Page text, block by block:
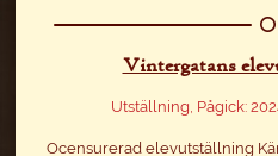
Vintergatans
Utställning, Pågick:
Ocensurerad elevutställning